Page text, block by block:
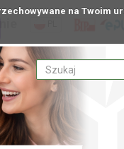
na Twoim